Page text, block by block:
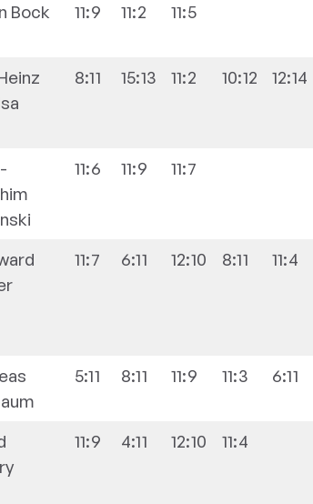
Bock 11:9 11:2 11:5
8:11 15:13 11:2 10:12 12:14
11:6 11:9 11:7
11:7 6:11 12:10 8:11 11:4
5:11 8:11 11:9 11:3 6:11
11:9 4:11 12:10 11:4